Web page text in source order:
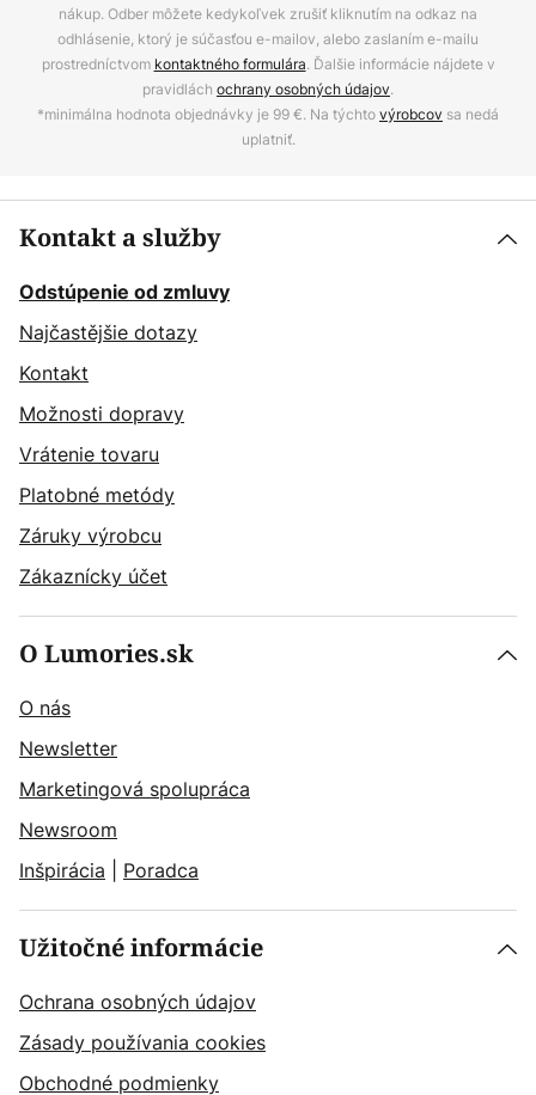
nákup. Odber môžete kedykoľvek zrušiť kliknutím na odkaz na
odhlásenie, ktorý je súčasťou e-mailov, alebo zaslaním e-mailu
prostredníctvom kontaktného formulára. Ďalšie informácie nájdete v
pravidlách ochrany osobných údajov.
*minimálna hodnota objednávky je 99 €. Na týchtovýrobcov sa nedá
uplatniť.
Kontakt a služby
Odstúpenie od zmluvy
Najčastějšie dotazy
Kontakt
Možnosti dopravy
Vrátenie tovaru
Platobné metódy
Záruky výrobcu
Zákaznícky účet
O Lumories.sk
O nás
Newsletter
Marketingová spolupráca
Newsroom
Inšpirácia
Poradca
Užitočné informácie
Ochrana osobných údajov
Zásady používania cookies
Obchodné podmienky